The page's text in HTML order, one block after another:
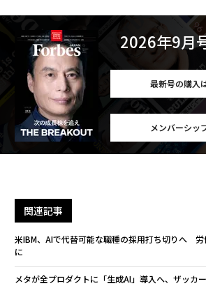
2026年9月
最新号の購入
メンバーシッ
関連記事
米IBM、AIで代替可能な職種の採用打ち切りへ
に
メタが全プロダクトに「生成AI」導入へ、ザッカ